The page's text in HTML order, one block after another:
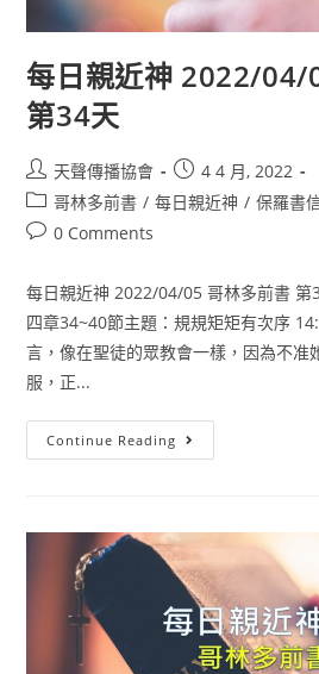
每日親近神 2022/04/
第34天
天聲傳播協會
4 4 月, 2022
哥林多前書 / 每日親近神 / 保羅書
0 Comments
每日親近神 2022/04/05 哥林多前書 第
四章34~40節主題：規規矩矩有次序
言，像在聖徒的眾教會一樣，因為不准
服，正...
Continue Reading